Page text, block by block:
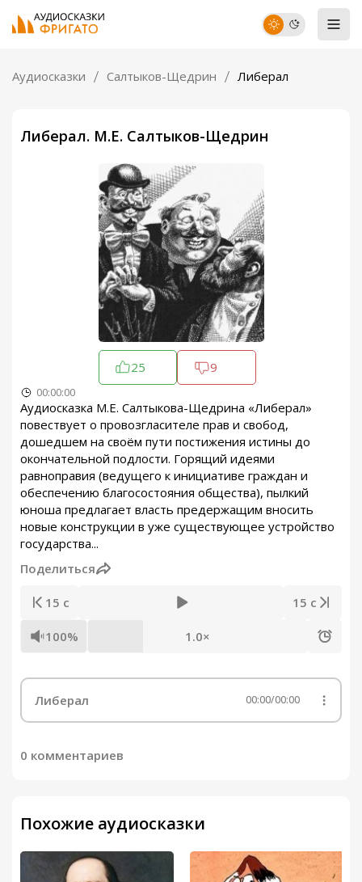
Аудиосказки Салтыков-Щедрин Либерал
Либерал. М.Е. Салтыков-Щедрин
25 9
00:00:00
Аудиосказка М.Е. Салтыкова-Щедрина «Либерал»
повествует о провозгласителе прав и свобод,
дошедшем на своём пути постижения истины до
окончательной подлости. Горящий идеями
равноправия (ведущего к инициативе граждан и
обеспечению благосостояния общества), пылкий
юноша предлагает власть предержащим вносить
новые конструкции в уже существующее устройство
государства...
Поделиться
15 с 15 с
100% 1.0×
Либерал 00:00/00:00
0 комментариев
Похожие аудиосказки